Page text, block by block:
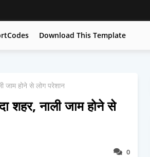
Download This Template
जाम होने से लोग परेशान
शहर, नाली जाम होने से
0